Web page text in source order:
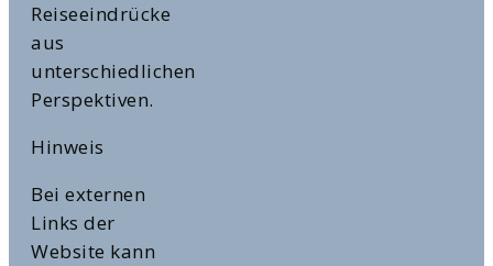
Reiseeindrücke
aus
unterschiedlichen
Perspektiven.
Hinweis
Bei externen
Links der
Website kann